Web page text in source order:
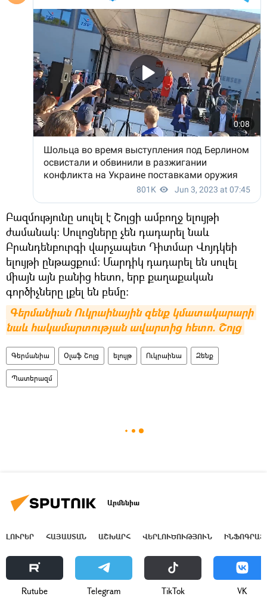
Բազմությունը սուլել է Շոլցի ամբողջ ելույթի
ժամանակ։ Սուլոցները չեն դադարել նաև
Բրանդենբուրգի վարչապետ Դիտմար Վոյդկեի
ելույթի ընթացքում։ Մարդիկ դադարել են սուլել
միայն այն բանից հետո, երբ քաղաքական
գործիչները լքել են բեմը:
Գերմանիան Ուկրաինային զենք կմատակարարի
նաև հակամարտության ավարտից հետո. Շոլց
Գերմանիա Օլաֆ Շոլց ելույթ Ուկրաինա Զենք
Պատերազմ
Արմենիա
ԼՈՒՐԵՐ ՀԱՅԱՍՏԱՆ ԱՇԽԱՐՀ ՎԵՐԼՈՒԾՈՒԹՅՈՒՆ
Rutube Telegram ТikТоk VK